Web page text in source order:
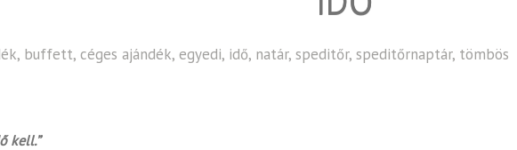
, buffett, céges ajándék, egyedi, idő, natár, speditőr, speditőrnaptár, tömbös
kell.”